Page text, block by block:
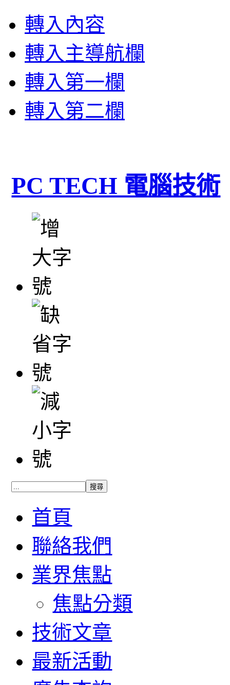
轉入內容
轉入主導航欄
轉入第一欄
轉入第二欄
PC TECH 電腦技術
首頁
聯絡我們
業界焦點
焦點分類
技術文章
最新活動